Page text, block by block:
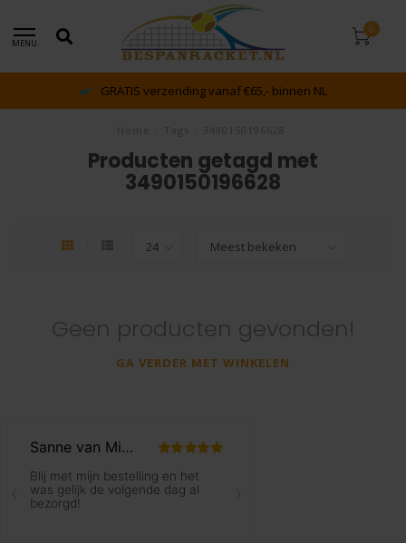
MENU
0
GRATIS verzending vanaf €65,- binnen NL
Producten getagd met
3490150196628
Geen producten gevonden!
GA VERDER MET WINKELEN